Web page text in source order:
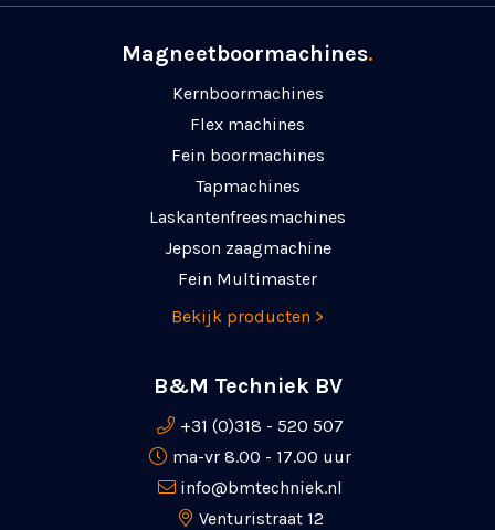
Magneetboormachines.
Kernboormachines
Flex machines
Fein boormachines
Tapmachines
Laskanten­freesmachines
Jepson zaagmachine
Fein Multimaster
Bekijk producten >
B&M Techniek BV
+31 (0)318 - 520 507
ma-vr 8.00 - 17.00 uur
info@bmtechniek.nl
Venturistraat 12